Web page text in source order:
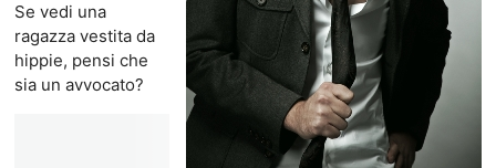
Se vedi una
ragazza vestita da
hippie, pensi che
sia un avvocato?